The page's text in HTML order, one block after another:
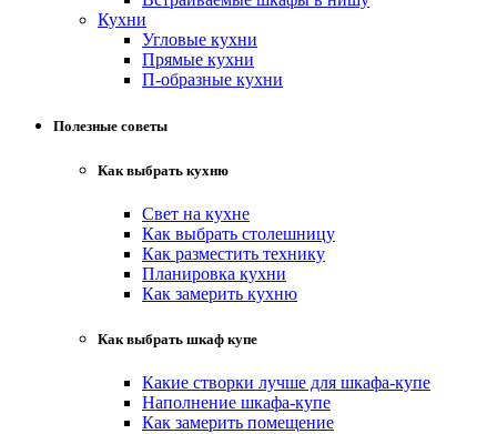
Кухни
Угловые кухни
Прямые кухни
П-образные кухни
Полезные советы
Как выбрать кухню
Свет на кухне
Как выбрать столешницу
Как разместить технику
Планировка кухни
Как замерить кухню
Как выбрать шкаф купе
Какие створки лучше для шкафа-купе
Наполнение шкафа-купе
Как замерить помещение